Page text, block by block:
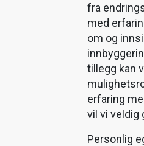
fra
med
om og
tillegg kan
erfaring
vil vi veldig
Personlig